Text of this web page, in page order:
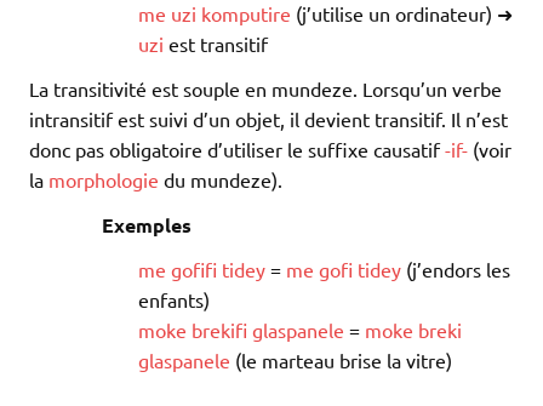
me uzi komputire (j’utilise un ordinateur) ➜
uzi est transitif
La transitivité est souple en mundeze. Lorsqu’un verbe
intransitif est suivi d’un objet, il devient transitif. Il n’est
donc pas obligatoire d’utiliser le suffixe causatif-if- (voir
la morphologie du mundeze).
Exemples
me gofifi tidey = me gofi tidey (j’endors les
enfants)
moke brekifi glaspanele = moke breki
glaspanele (le marteau brise la vitre)